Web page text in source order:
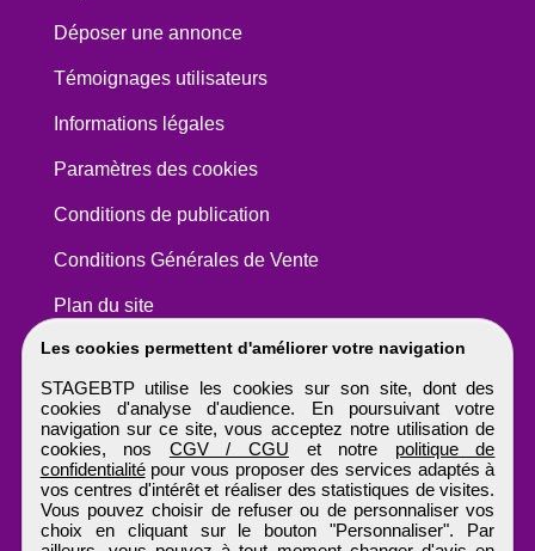
Les cookies permettent d'améliorer votre navigation
STAGEBTP utilise les cookies sur son site, dont des
cookies d'analyse d'audience. En poursuivant votre
navigation sur ce site, vous acceptez notre utilisation de
cookies, nos CGV / CGU et notre politique de
confidentialitépour vous proposer des services adaptés à
vos centres d'intérêt et réaliser des statistiques de visites.
Vous pouvez choisir de refuser ou de personnaliser vos
choix en cliquant sur le bouton "Personnaliser". Par
Déposer une annonce
Témoignages utilisateurs
Informations légales
Paramètres des cookies
Conditions de publication
Conditions Générales de Vente
Plan du site